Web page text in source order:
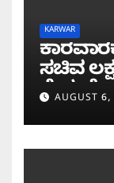
KARWAR
ಸಚಿವ
ಸೇತುವೆ
AUGUST 6,